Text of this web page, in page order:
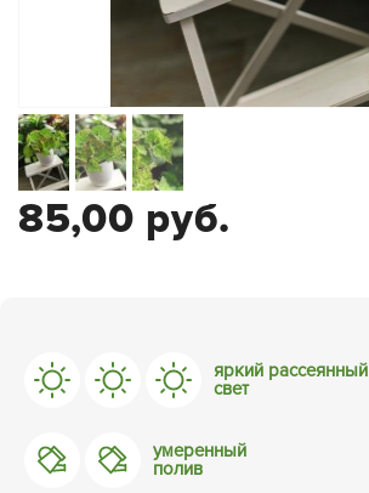
85,00 руб.
яркий рассеянный
свет
умеренный
полив